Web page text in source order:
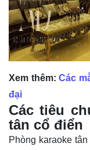
Xem thêm: Các
đại
Các tiêu
tân cổ điển
Phòng karaoke